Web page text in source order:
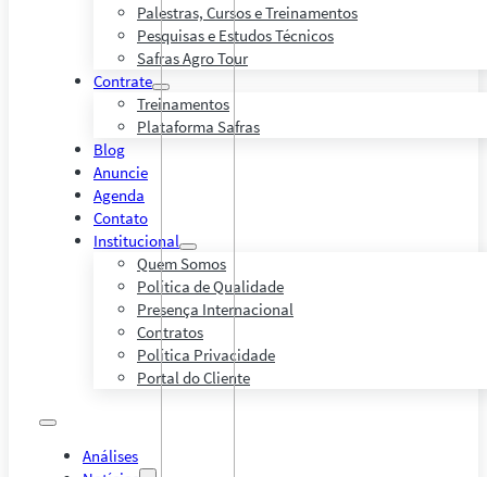
Palestras, Cursos e Treinamentos
Pesquisas e Estudos Técnicos
Safras Agro Tour
Contrate
Treinamentos
Plataforma Safras
Blog
Anuncie
Agenda
Contato
Institucional
Quem Somos
Política de Qualidade
Presença Internacional
Contratos
Política Privacidade
Portal do Cliente
Análises